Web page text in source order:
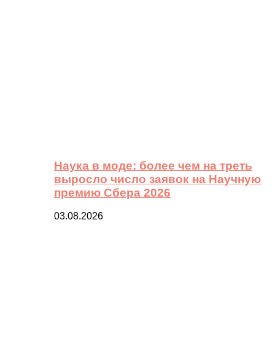
Наука в моде: более чем на треть
выросло число заявок на Научную
премию Сбера 2026
03.08.2026